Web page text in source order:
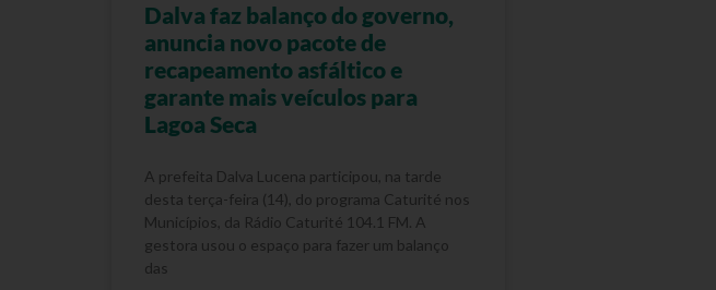
Dalva faz balanço do governo,
anuncia novo pacote de
recapeamento asfáltico e
garante mais veículos para
Lagoa Seca
A prefeita Dalva Lucena participou, na tarde
desta terça-feira (14), do programa Caturité nos
Municípios, da Rádio Caturité 104.1 FM. A
gestora usou o espaço para fazer um balanço
das